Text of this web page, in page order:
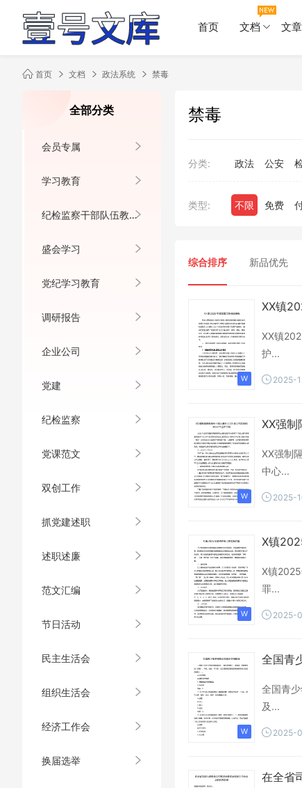
首页 文档 文章
首页 文档 政法系统 禁毒
全部分类
会员专属
学习教育
纪检监察干部队伍教育整顿
盛会学习
党纪学习教育
调研报告
企业公司
党建
纪检监察
党课范文
双创工作
抓党建述职
述职述廉
范文汇编
节日活动
民主生活会
组织生活会
经济工作会
换届选举
禁毒
分类: 政法 公安
类型: 不限 免费
综合排序 新品优先
XX镇
XX镇
护...
2025-
XX强
XX强制
中心...
2025-
X镇
X镇
罪...
2025-
全国青
全国青
及...
2025-
在全省